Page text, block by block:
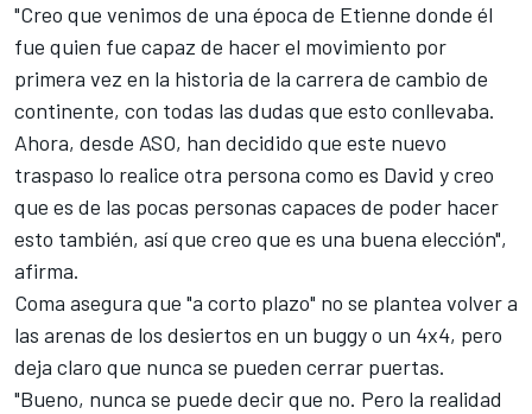
"Creo que venimos de una época de Etienne donde él
fue quien fue capaz de hacer el movimiento por
primera vez en la historia de la carrera de cambio de
continente, con todas las dudas que esto conllevaba.
Ahora, desde ASO, han decidido que este nuevo
traspaso lo realice otra persona como es David y creo
que es de las pocas personas capaces de poder hacer
esto también, así que creo que es una buena elección",
afirma.
Coma asegura que "a corto plazo" no se plantea volver a
las arenas de los desiertos en un buggy o un 4x4, pero
deja claro que nunca se pueden cerrar puertas.
"Bueno, nunca se puede decir que no. Pero la realidad